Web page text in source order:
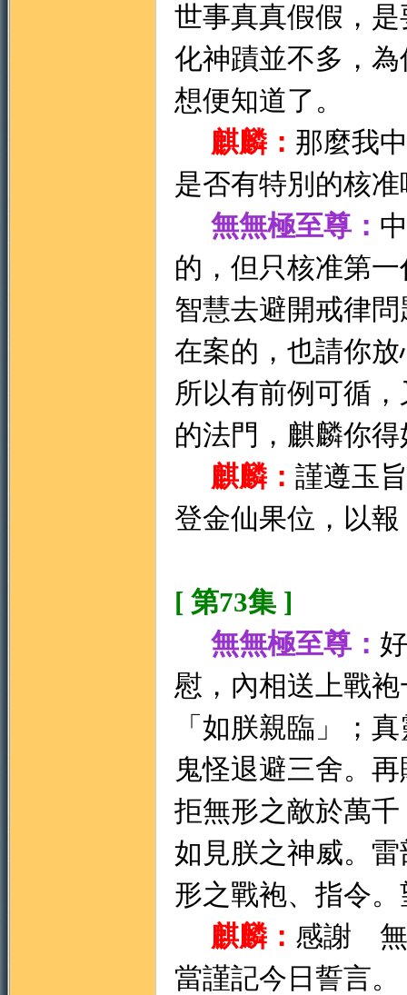
世事真真假假，
化神蹟並不多，
想便知道了。
麒麟： 那麼我
是否有特別的核准
無無極至尊：
的，但只核准第
智慧去避開戒律
在案的，也請你
所以有前例可循
的法門，麒麟你
麒麟： 謹遵玉
登金仙果位，以
[ 第73集 ]
無無極至尊：
慰，內相送上戰
「如朕親臨」；
鬼怪退避三舍。
拒無形之敵於萬
如見朕之神威。
形之戰袍、指令
麒麟： 感謝 無
當謹記今日誓言。